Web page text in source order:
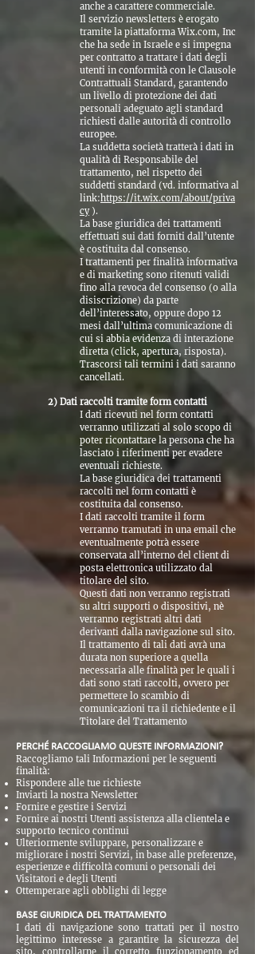
anche a carattere commerciale.
Il servizio newsletters è erogato
tramite la piattaforma Wix.com, Inc
che ha sede in Israele e si impegna
per contratto a trattare i dati degli
utenti in conformità con le Clausole
Contrattuali Standard, garantendo
un livello di protezione dei dati
personali adeguato agli standard
richiesti dalle autorità di controllo
europee.
La suddetta società tratterà i dati in
qualità di Responsabile del
trattamento, nel rispetto dei
suddetti standard (vd. informativa al
link:https://it.wix.com/about/priva
cy).
La base giuridica dei trattamenti
effettuati sui dati forniti dall’utente
è costituita dal consenso.
I trattamenti per finalità informativa
e di marketing sono ritenuti validi
fino alla revoca del consenso (o alla
disiscrizione) da parte
dell’interessato, oppure dopo 12
mesi dall’ultima comunicazione di
cui si abbia evidenza di interazione
diretta (click, apertura, risposta).
Trascorsi tali termini i dati saranno
cancellati.
2) Dati raccolti tramite form contatti
I dati ricevuti nel form contatti
verranno utilizzati al solo scopo di
poter ricontattare la persona che ha
lasciato i riferimenti per evadere
eventuali richieste.
La base giuridica dei trattamenti
raccolti nel form contatti è
costituita dal consenso.
I dati raccolti tramite il form
verranno tramutati in una email che
eventualmente potrà essere
conservata all’interno del client di
posta elettronica utilizzato dal
titolare del sito.
Questi dati non verranno registrati
su altri supporti o dispositivi, nè
verranno registrati altri dati
derivanti dalla navigazione sul sito.
Il trattamento di tali dati avrà una
durata non superiore a quella
necessaria alle finalità per le quali i
dati sono stati raccolti, ovvero per
permettere lo scambio di
comunicazioni tra il richiedente e il
Titolare del Trattamento
PERCHÉ RACCOGLIAMO QUESTE INFORMAZIONI?
Raccogliamo tali Informazioni per le seguenti
finalità:
Rispondere alle tue richieste
Inviarti la nostra Newsletter
Fornire e gestire i Servizi
Fornire ai nostri Utenti assistenza alla clientela e
supporto tecnico continui
Ulteriormente sviluppare, personalizzare e
migliorare i nostri Servizi, in base alle preferenze,
esperienze e difficoltà comuni o personali dei
Visitatori e degli Utenti
Ottemperare agli obblighi di legge
BASE GIURIDICA DEL TRATTAMENTO
I dati di navigazione sono trattati per il nostro
legittimo interesse a garantire la sicurezza del
sito, controllarne il corretto funzionamento ed